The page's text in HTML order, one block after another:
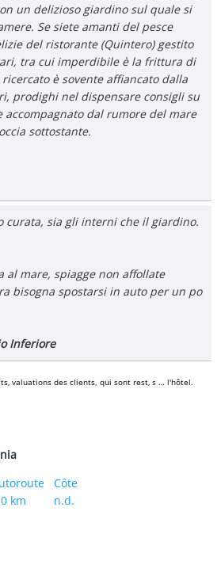
un delizioso giardino sul quale si
Se siete amanti del pesce
del ristorante (Quintero) gestito
tra cui imperdibile è la frittura di
è sovente affiancato dalla
prodighi nel dispensare consigli su
accompagnato dal rumore del mare
sottostante.
curata, sia gli interni che il giardino.
al mare, spiagge non affollate
bisogna spostarsi in auto per un po
Inferiore
valuations des clients, qui sont rest‚ s … l'hôtel.
km
Côte
n.d.